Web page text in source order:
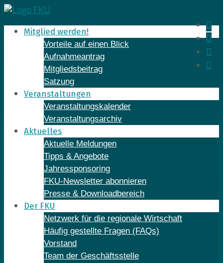
Skip
to
contentMitglied werden!
Vorteile auf einen Blick
Aufnahmeantrag
Mitgliedsbeitrag
Satzung
Veranstaltungen
Veranstaltungskalender
Veranstaltungsarchiv
Aktuelles
Aktuelle Meldungen
Tipps & Angebote
Jahressponsoring
FKU-Newsletter abonnieren
Presse & Downloadbereich
Der FKU
Netzwerk für die regionale Wirtschaft
Häufig gestellte Fragen (FAQs)
Vorstand
Team der Geschäftsstelle